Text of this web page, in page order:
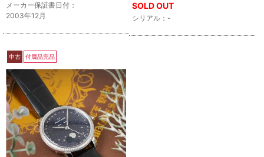
メーカー保証書日付：
2003年12月
SOLD OUT
シリアル：-
中古 付属品完品